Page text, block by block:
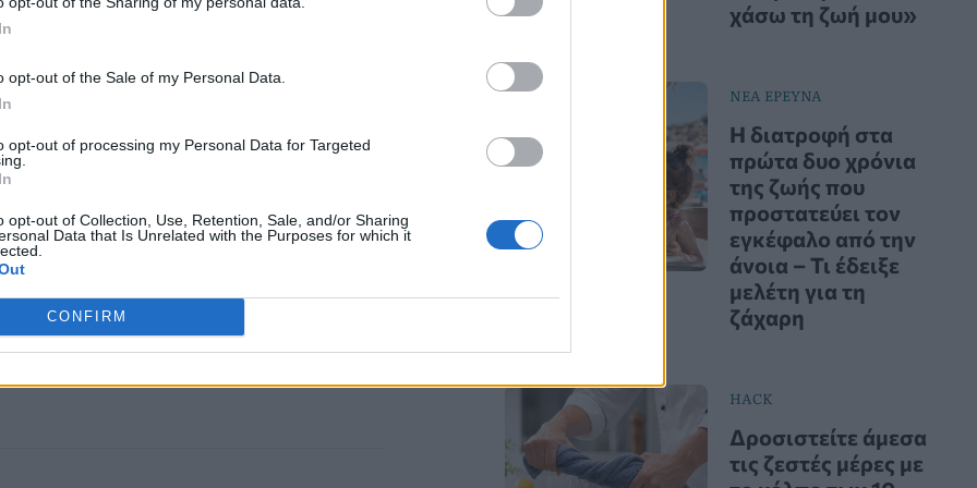
opt-out of the Sale of my Personal Data.
opt-out of processing my Personal Data for Targeted
opt-out of Collection, Use, Retention, Sale, and/or Sharing
Data that Is Unrelated with the Purposes for which it
CONFIRM
μου, και υπήρχαν περιττώματα
Και έτσι το πρόσωπό μου ήταν
αυτό στάθηκε αρκετό για να
χάσω τη ζωή μου»
ΝΕΑ ΕΡΕΥΝΑ
Η διατροφή στα
πρώτα δυο χρόνια
της ζωής που
προστατεύει τον
εγκέφαλο από την
άνοια – Τι έδειξε
μελέτη για τη
ζάχαρη
HACK
Δροσιστείτε άμεσα
τις ζεστές μέρες με